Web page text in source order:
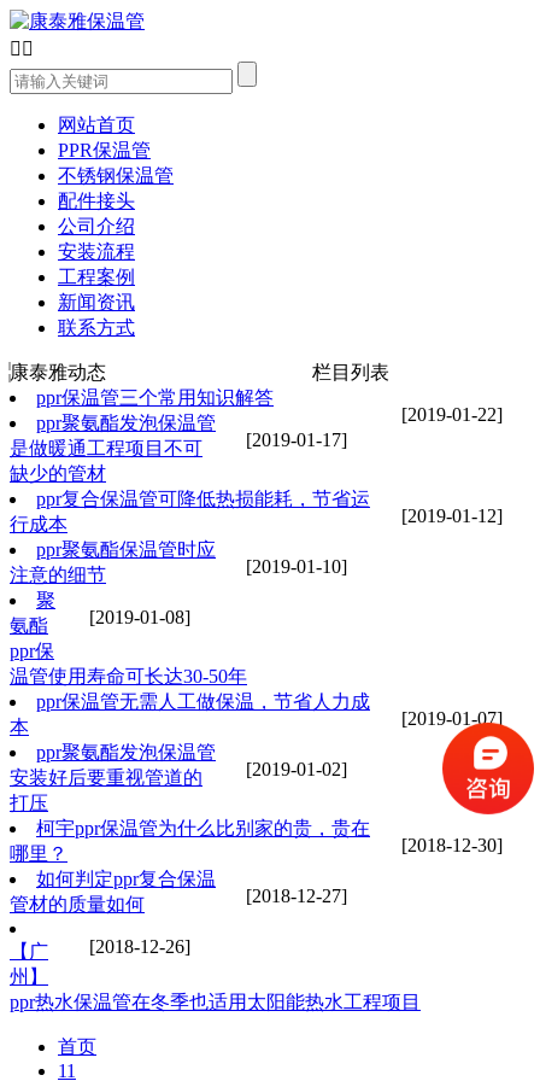
 
网站首页
PPR保温管
不锈钢保温管
配件接头
公司介绍
安装流程
工程案例
新闻资讯
联系方式
康泰雅动态 栏目列表
[2019-01-22]
ppr保温管三个常用知识解答
[2019-01-17]
ppr聚氨酯发泡保温管
是做暖通工程项目不可
缺少的管材
[2019-01-12]
ppr复合保温管可降低热损能耗，节省运
行成本
[2019-01-10]
ppr聚氨酯保温管时应
注意的细节
[2019-01-08]
聚
氨酯
ppr保
温管使用寿命可长达30-50年
[2019-01-07]
ppr保温管无需人工做保温，节省人力成
本
[2019-01-02]
ppr聚氨酯发泡保温管
安装好后要重视管道的
打压
[2018-12-30]
柯宇ppr保温管为什么比别家的贵，贵在
哪里？
[2018-12-27]
如何判定ppr复合保温
管材的质量如何
[2018-12-26]
【广
州】
ppr热水保温管在冬季也适用太阳能热水工程项目
首页
11